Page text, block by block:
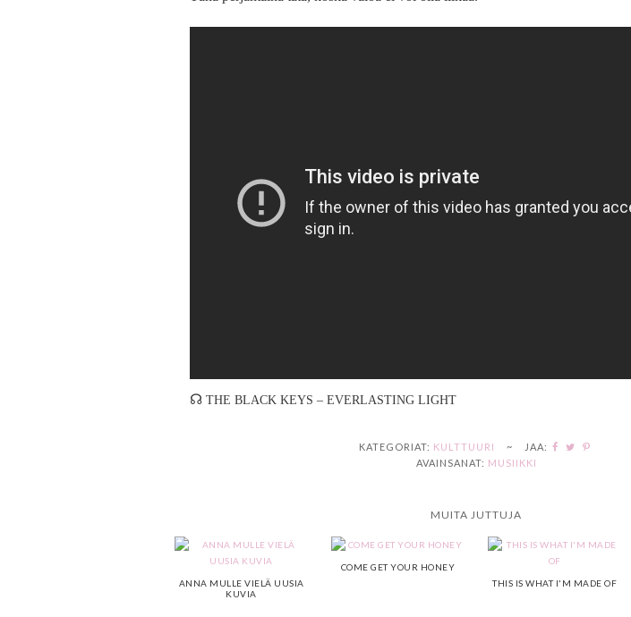
☊ THE BLACK KEYS – EVERLASTING LIGHT
KATEGORIAT: KULTTUURI ~
JAA:
AVAINSANAT: MUSIIKKI
MUITA JUTTUJA
ANNA MULLE VIELÄ UUSIA
KUVIA
COME GET YOUR HONEY
THIS IS WHAT I'M MADE OF